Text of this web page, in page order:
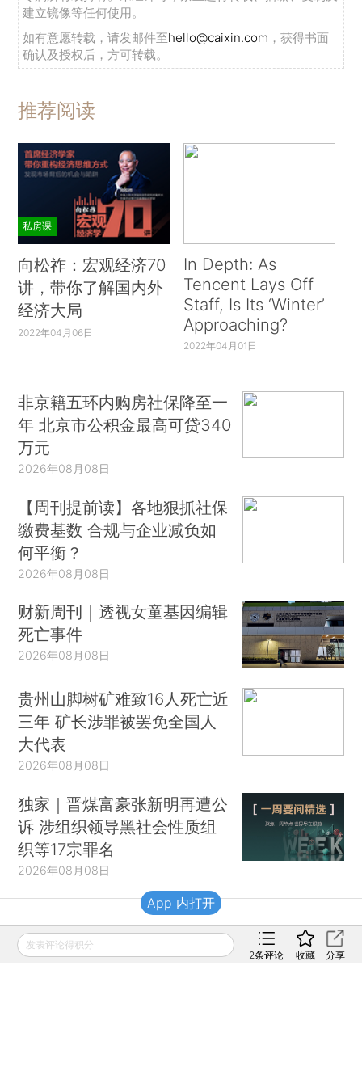
建立镜像等任何使用。
如有意愿转载，请发邮件至hello@caixin.com ，获得书面
确认及授权后，方可转载。
推荐阅读
私房课
向松祚：宏观经济70
讲，带你了解国内外
经济大局
2022年04月06日
In Depth: As
Tencent Lays Off
Staff, Is Its ‘Winter’
Approaching?
2022年04月01日
非京籍五环内购房社保降至一
年 北京市公积金最高可贷340
万元
2026年08月08日
【周刊提前读】各地狠抓社保
缴费基数 合规与企业减负如
何平衡？
2026年08月08日
财新周刊｜透视女童基因编辑
死亡事件
2026年08月08日
贵州山脚树矿难致16人死亡近
三年 矿长涉罪被罢免全国人
大代表
2026年08月08日
独家｜晋煤富豪张新明再遭公
诉 涉组织领导黑社会性质组
织等17宗罪名
2026年08月08日
财新移动
发表评论得积分
2条评论 收藏 分享
App 内打开